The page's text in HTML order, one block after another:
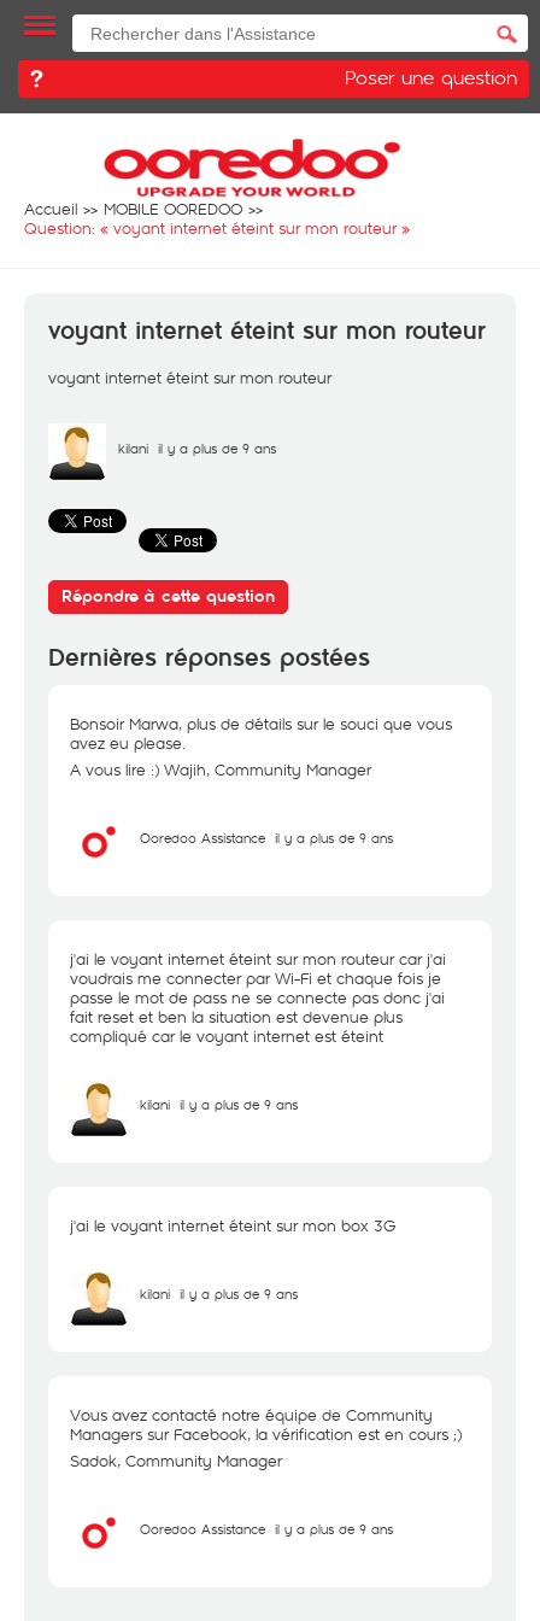
Poser une question
Accueil
MOBILE OOREDOO
Question: « voyant internet éteint sur mon routeur»
voyant internet éteint sur mon routeur
voyant internet éteint sur mon routeur
kilani il y a plus de 9 ans
Répondre à cette question
Dernières réponses postées
Bonsoir Marwa, plus de détails sur le souci que vous
avez eu please.
A vous lire :) Wajih, Community Manager
Ooredoo Assistance il y a plus de 9 ans
j'ai le voyant internet éteint sur mon routeur car j'ai
voudrais me connecter par Wi-Fi et chaque fois je
passe le mot de pass ne se connecte pas donc j'ai
fait reset et ben la situation est devenue plus
compliqué car le voyant internet est éteint
kilani il y a plus de 9 ans
j'ai le voyant internet éteint sur mon box 3G
kilani il y a plus de 9 ans
Vous avez contacté notre équipe de Community
Managers sur Facebook, la vérification est en cours ;)
Sadok, Community Manager
Ooredoo Assistance il y a plus de 9 ans